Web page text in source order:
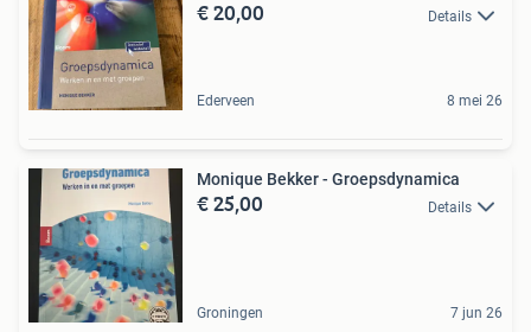
€ 20,00 Details
Ederveen 8 mei 26
Monique Bekker - Groepsdynamica
€ 25,00 Details
Groningen 7 jun 26